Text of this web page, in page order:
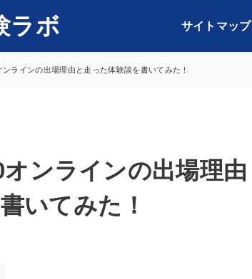
ラボ サイトマップ
ラインの出場理由と走った体験談を書いてみた！
ンラインの出場理由
いてみた！